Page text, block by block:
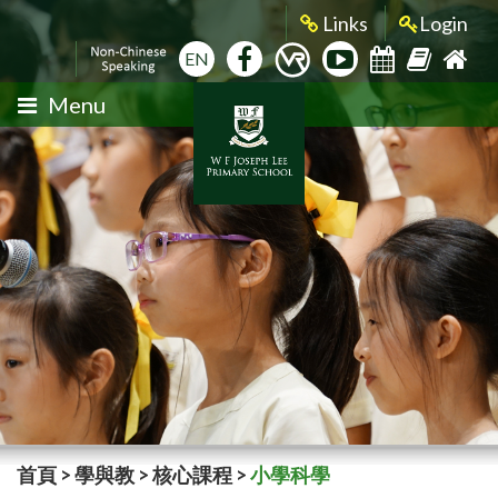
Links Login
EN
Menu
首頁 >學與教 >核心課程 >小學科學